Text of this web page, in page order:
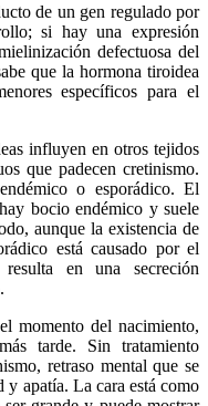
de un gen regulado por
si hay una expresión
defectuosa del
que la hormona tiroidea
específicos para el
influyen en otros tejidos
que padecen cretinismo.
o esporádico. El
bocio endémico y suele
aunque la existencia de
está causado por el
en una secreción
momento del nacimiento,
tarde. Sin tratamiento
retraso mental que se
apatía. La cara está como